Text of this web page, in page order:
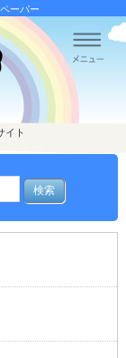
ーパー
イト